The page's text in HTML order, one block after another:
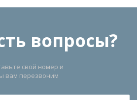
вопросы?
свой номер и
вам перезвоним